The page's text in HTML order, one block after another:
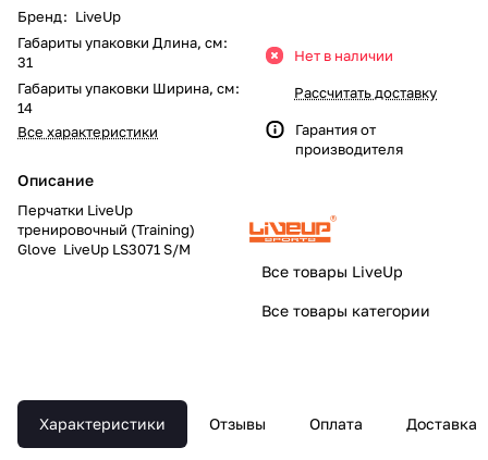
Бренд: LiveUp
Габариты упаковки Длина, см:
31
Габариты упаковки Ширина, см:
14
Все характеристики
Описание
Перчатки LiveUp
тренировочный (Training)
Glove LiveUp LS3071 S/M
Нет в наличии
Рассчитать доставку
Гарантия от
производителя
Все товары LiveUp
Все товары категории
Характеристики Отзывы Оплата Доставка